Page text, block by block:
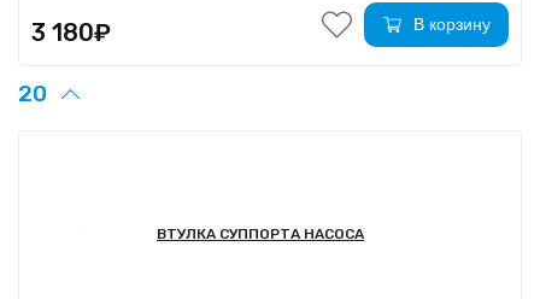
3 180₽ В корзину
20
ВТУЛКА СУППОРТА НАСОСА